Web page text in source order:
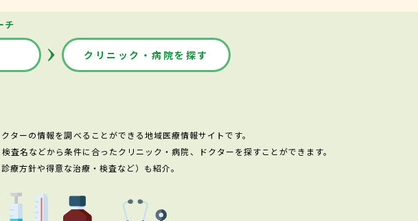
チ
クリニック・病院を探す
ターの情報を調べることができる地域医療情報サイトです。
名などから条件に合ったクリニック・病院、ドクターを探すことができます。
療方針や得意な治療・検査など）も紹介。